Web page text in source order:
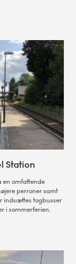
Station
en omfattende
perroner samt
indsættes togbusser
i sommerferien.